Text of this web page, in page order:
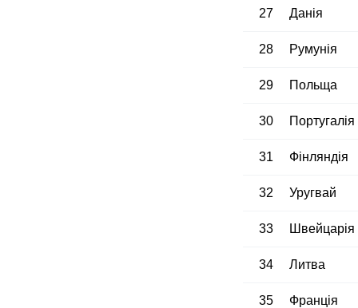
27 Данія
28 Румунія
29 Польща
30 Португалія
31 Фінляндія
32 Уругвай
33 Швейцарія
34 Литва
35 Франція